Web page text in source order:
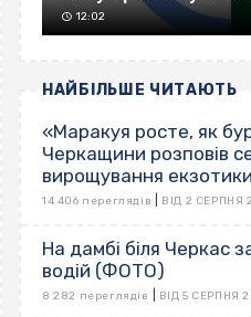
12:02
НАЙБІЛЬШЕ ЧИТАЮТЬ
«Маракуя росте, як
Черкащини розповів
вирощування екзотики
14 406 переглядів ВІД 2 СЕРПНЯ
На дамбі біля Черкас
водій (ФОТО)
8 282 переглядів ВІД 5 СЕРПНЯ